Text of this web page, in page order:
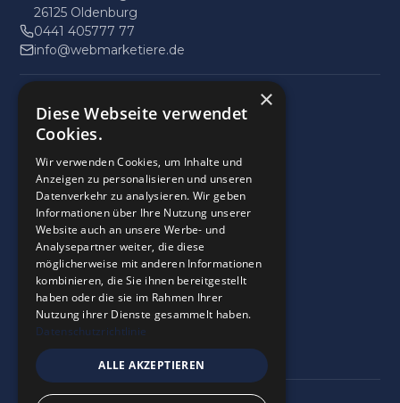
26125 Oldenburg
0441 405777 77
info@webmarketiere.de
Datenschutz
28 Bewertungen 9,9
provided by
Google Reviews
5.0
×
Diese Webseite verwendet
Cookies.
Wir verwenden Cookies, um Inhalte und
Anzeigen zu personalisieren und unseren
Datenverkehr zu analysieren. Wir geben
Informationen über Ihre Nutzung unserer
Website auch an unsere Werbe- und
Analysepartner weiter, die diese
möglicherweise mit anderen Informationen
kombinieren, die Sie ihnen bereitgestellt
haben oder die sie im Rahmen Ihrer
Nutzung ihrer Dienste gesammelt haben.
Datenschutzrichtlinie
ALLE AKZEPTIEREN